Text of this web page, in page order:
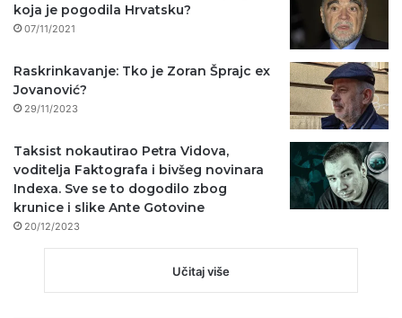
koja je pogodila Hrvatsku?
07/11/2021
Raskrinkavanje: Tko je Zoran Šprajc ex
Jovanović?
29/11/2023
Taksist nokautirao Petra Vidova,
voditelja Faktografa i bivšeg novinara
Indexa. Sve se to dogodilo zbog
krunice i slike Ante Gotovine
20/12/2023
Učitaj više